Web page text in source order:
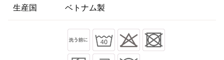
生産国 ベトナム製